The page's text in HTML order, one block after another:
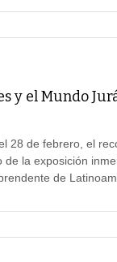
y el Mundo
28 de febrero, el
la exposición
de